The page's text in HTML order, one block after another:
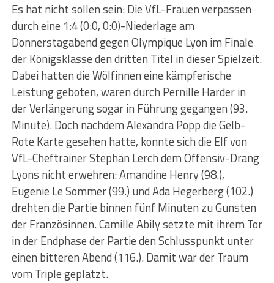
Es hat nicht sollen sein: Die VfL-Frauen verpassen
durch eine 1:4 (0:0, 0:0)-Niederlage am
Donnerstagabend gegen Olympique Lyon im Finale
der Königsklasse den dritten Titel in dieser Spielzeit.
Dabei hatten die Wölfinnen eine kämpferische
Leistung geboten, waren durch Pernille Harder in
der Verlängerung sogar in Führung gegangen (93.
Minute). Doch nachdem Alexandra Popp die Gelb-
Rote Karte gesehen hatte, konnte sich die Elf von
VfL-Cheftrainer Stephan Lerch dem Offensiv-Drang
Lyons nicht erwehren: Amandine Henry (98.),
Eugenie Le Sommer (99.) und Ada Hegerberg (102.)
drehten die Partie binnen fünf Minuten zu Gunsten
der Französinnen. Camille Abily setzte mit ihrem Tor
in der Endphase der Partie den Schlusspunkt unter
einen bitteren Abend (116.). Damit war der Traum
vom Triple geplatzt.